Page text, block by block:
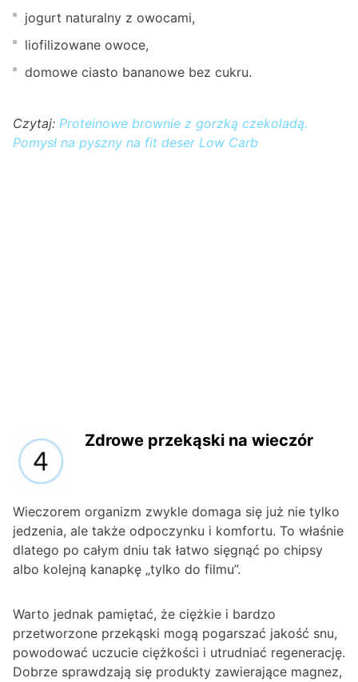
jogurt naturalny z owocami,
liofilizowane owoce,
domowe ciasto bananowe bez cukru.
Czytaj: Proteinowe brownie z gorzką czekoladą.
Pomysł na pyszny na fit deser Low Carb
Zdrowe przekąski na wieczór
Wieczorem organizm zwykle domaga się już nie tylko
jedzenia, ale także odpoczynku i komfortu. To właśnie
dlatego po całym dniu tak łatwo sięgnąć po chipsy
albo kolejną kanapkę „tylko do filmu”.
Warto jednak pamiętać, że ciężkie i bardzo
przetworzone przekąski mogą pogarszać jakość snu,
powodować uczucie ciężkości i utrudniać regenerację.
Dobrze sprawdzają się produkty zawierające magnez,